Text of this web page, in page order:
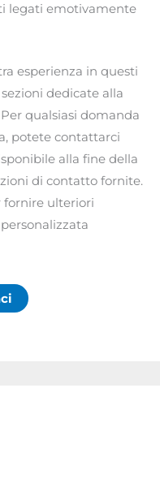
legati emotivamente
esperienza in questi
dedicate alla
qualsiasi domanda
potete contattarci
alla fine della
di contatto fornite.
fornire ulteriori